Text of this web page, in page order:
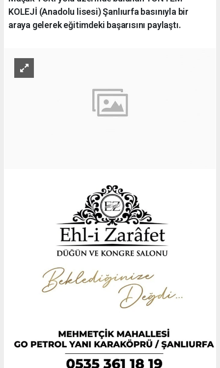
KOLEJİ (Anadolu lisesi) Şanlıurfa basınıyla bir
araya gelerek eğitimdeki başarısını paylaştı.